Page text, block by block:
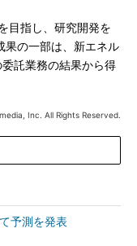
目指し、研究開発を
果の一部は、新エネル
託業務の結果から得
Inc. All Rights Reserved.
予測を発表